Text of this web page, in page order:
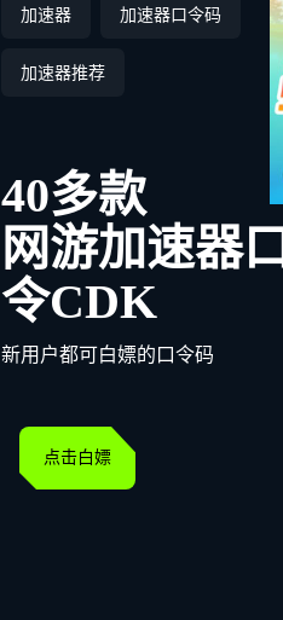
加速器 加速器口令码
加速器推荐
40多款
网游加速器口
令CDK
新用户都可白嫖的口令码
点击白嫖